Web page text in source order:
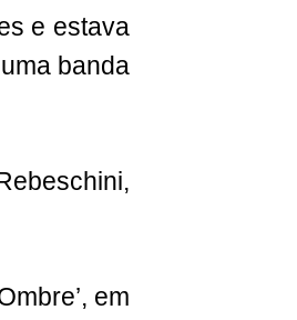
e estava
banda
em